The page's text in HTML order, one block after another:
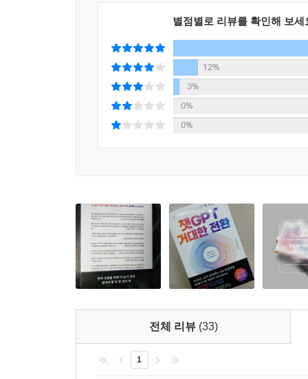
앞서갈 것인가, 뒤처질 것인가?
현재 삼성전자에서 UX리서처로 일하고 있으며,
연구해 온 AI 전문가이다. 또한 아마존 클라우드
데이터 분석 등 IT 분야 전반에 걸친 지식과 경
챗GPT와 생성형 AI 기술의 기초 지식부터 기술
2022년 12월 챗GPT를 공개하며 생성형 AI 전쟁
추론 능력이 향상되고 처리할 수 있는 단어 수가
아니라 생성형 AI 시장 전반은 매일같이 새로운
새롭게 등장하고 있는 기술과 서비스들을 소개하
승리한 지도 벌써 7년이 지났다. 행동경제학자
바꾸어 놓을 것을 예고하고 있는 지금, 우리에겐
바꾸는 흐름을 따라가지 못하고 뒤처지거나.
별점별로 리뷰를 확인해 보세
12%
3%
0%
0%
전체 리뷰 (33)
1